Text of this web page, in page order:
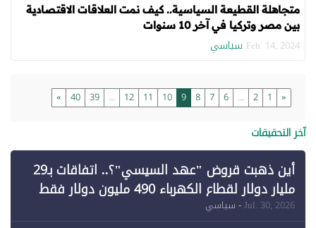
متجاهلة القطيعة السياسية.. كيف نمت العلاقات الاقتصادية
بين مصر وتركيا في آخر 10 سنوات
Feb. 14, 2024 سياسي
«
1
2
...
6
7
8
9
10
11
12
...
39
40
»
آخر التحقيقات
أين ذهبت قروض "عهد السيسي"؟.. اتفاقات بـ29
مليار دولار لقطاع الكهرباء 490 مليون دولار فقط
لـ"الطاقة المتجددة" (1)
Jul. 30, 2026- سياسي